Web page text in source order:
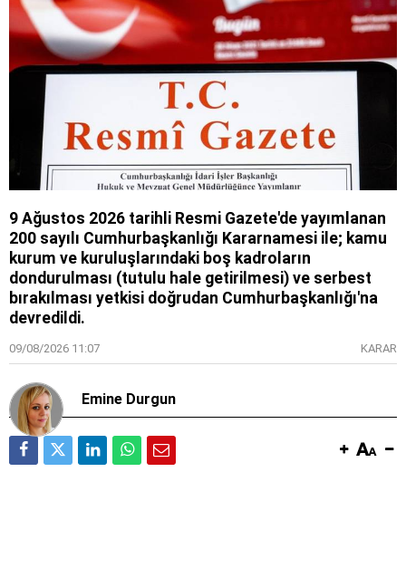
9 Ağustos 2026 tarihli Resmi Gazete'de yayımlanan
200 sayılı Cumhurbaşkanlığı Kararnamesi ile; kamu
kurum ve kuruluşlarındaki boş kadroların
dondurulması (tutulu hale getirilmesi) ve serbest
bırakılması yetkisi doğrudan Cumhurbaşkanlığı'na
devredildi.
09/08/2026 11:07 KARAR
Emine Durgun